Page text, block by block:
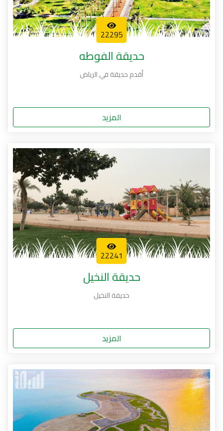
22295
حديقة الفوطه
أقدم حديقة في الرياض
المزيد
22241
حديقة النخيل
حديقة النخيل
المزيد